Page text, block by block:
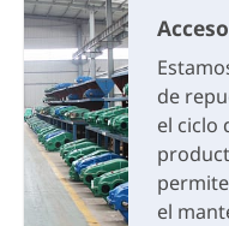
de
el ciclo
el